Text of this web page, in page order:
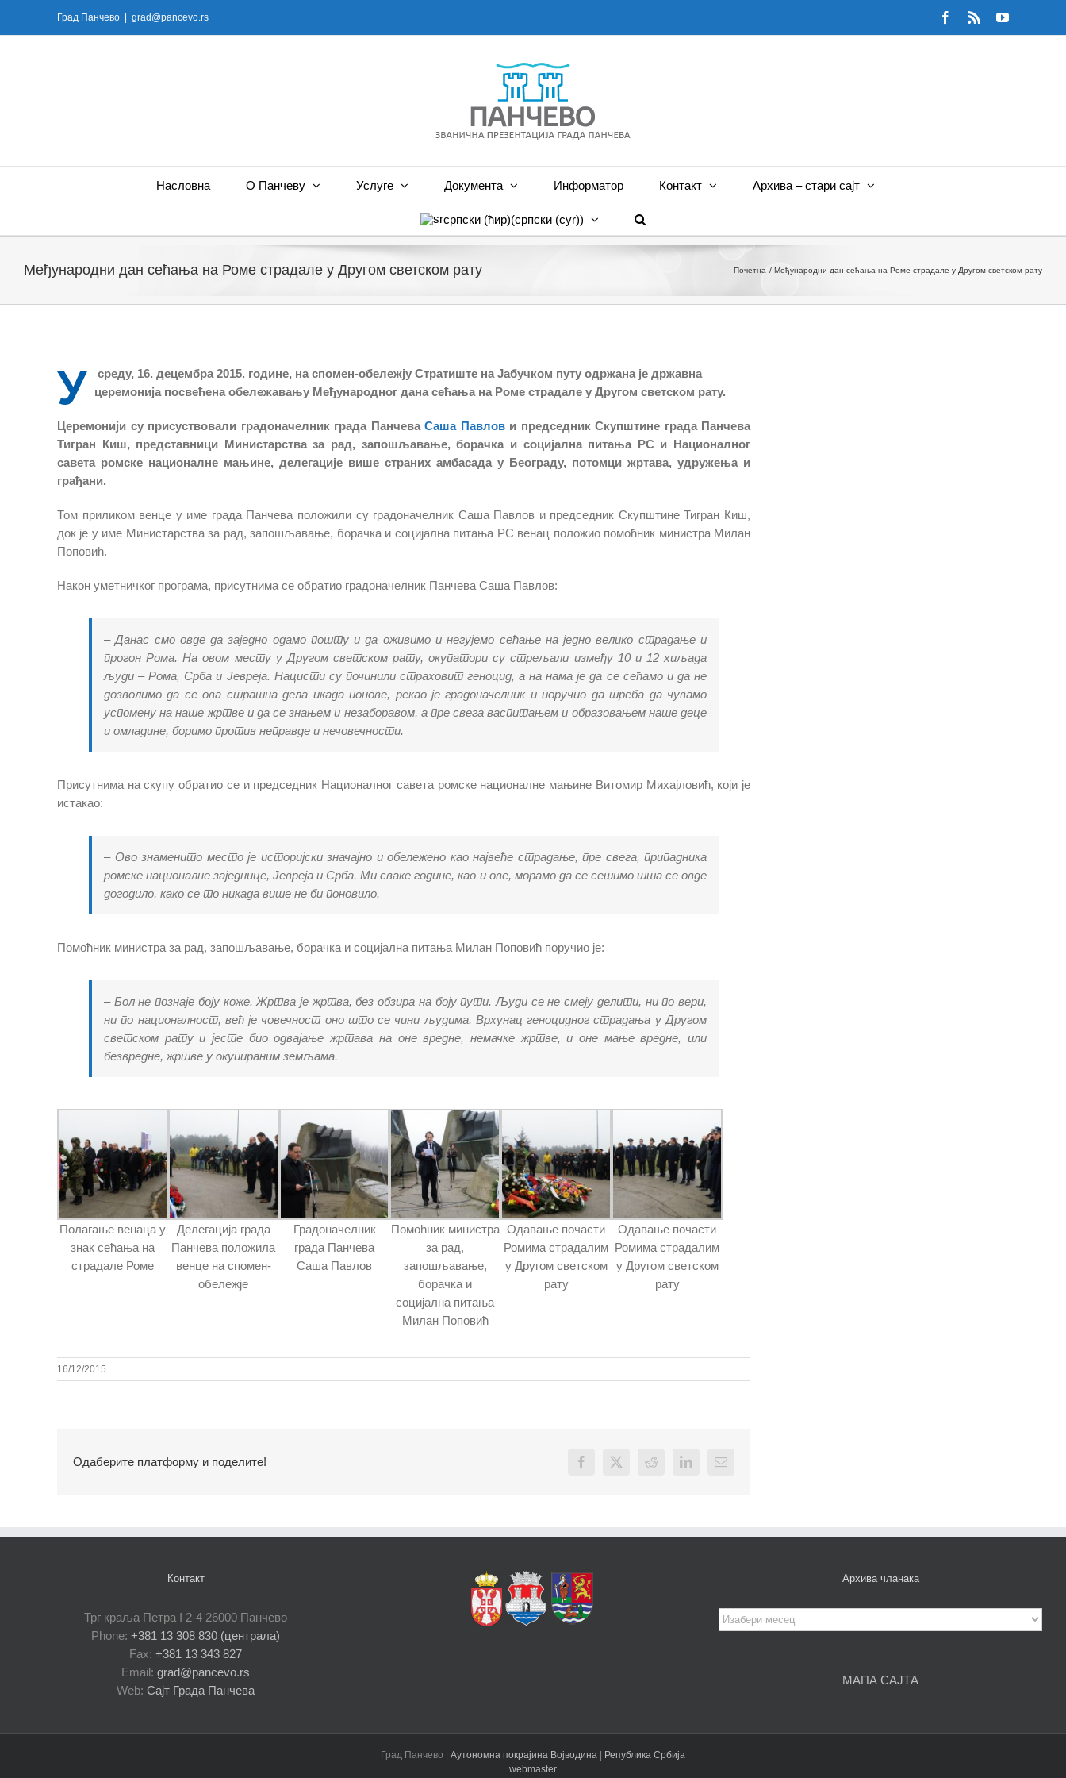
Град Панчево grad@pancevo.rs Facebook
Rss YouTube
Насловна О Панчеву Услуге Документа Информатор Контакт Архива – стари сајт
српски (ћир)(српски (cyr))
Међународни дан сећања на Роме страдале у Другом светском рату Почетна Међународни дан сећања на Роме страдале у Другом светском рату
У
среду, 16. децембра 2015. године, на спомен-обележју Стратиште на Јабучком путу одржана је државна
церемонија посвећена обележавању Међународног дана сећања на Роме страдале у Другом светском рату.
Церемонији су присуствовали градоначелник града Панчева Саша Павлови председник Скупштине града Панчева
Тигран Киш, представници Министарства за рад, запошљавање, борачка и социјална питања РС и Националног
савета ромске националне мањине, делегације више страних амбасада у Београду, потомци жртава, удружења и
грађани.
Том приликом венце у име града Панчева положили су градоначелник Саша Павлов и председник Скупштине Тигран Киш,
док је у име Министарства за рад, запошљавање, борачка и социјална питања РС венац положио помоћник министра Милан
Поповић.
Након уметничког програма, присутнима се обратио градоначелник Панчева Саша Павлов:
– Данас смо овде да заједно одамо пошту и да оживимо и негујемо сећање на једно велико страдање и
прогон Рома. На овом месту у Другом светском рату, окупатори су стрељали између 10 и 12 хиљада
људи – Рома, Срба и Јевреја. Нацисти су починили страховит геноцид, а на нама је да се сећамо и да не
дозволимо да се ова страшна дела икада понове, рекао је градоначелник и поручио да треба да чувамо
успомену на наше жртве и да се знањем и незаборавом, а пре свега васпитањем и образовањем наше деце
и омладине, боримо против неправде и нечовечности.
Присутнима на скупу обратио се и председник Националног савета ромске националне мањине Витомир Михајловић, који је
истакао:
– Ово знаменито место је историјски значајно и обележено као највеће страдање, пре свега, припадника
ромске националне заједнице, Јевреја и Срба. Ми сваке године, као и ове, морамо да се сетимо шта се овде
догодило, како се то никада више не би поновило.
Помоћник министра за рад, запошљавање, борачка и социјална питања Милан Поповић поручио је:
– Бол не познаје боју коже. Жртва је жртва, без обзира на боју пути. Људи се не смеју делити, ни по вери,
ни по националност, већ је човечност оно што се чини људима. Врхунац геноцидног страдања у Другом
светском рату и јесте био одвајање жртава на оне вредне, немачке жртве, и оне мање вредне, или
безвредне, жртве у окупираним земљама.
Полагање венаца у
знак сећања на
страдале Роме
Делегација града
Панчева положила
венце на спомен-
обележје
Градоначелник
града Панчева
Саша Павлов
Помоћник министра
за рад,
запошљавање,
борачка и
социјална питања
Милан Поповић
Одавање почасти
Ромима страдалим
у Другом светском
рату
Одавање почасти
Ромима страдалим
у Другом светском
рату
16/12/2015
Одаберите платформу и поделите! Facebook
X Reddit LinkedInEmail
Контакт
Трг краља Петра I 2-4 26000 Панчево
Phone: +381 13 308 830 (централа)
Fax: +381 13 343 827
Email: grad@pancevo.rs
Web: Сајт Града Панчева
Архива чланака
Архива
чланака
МАПА САЈТА
Град Панчево | Аутономна покрајина Војводина | Република Србија
webmaster